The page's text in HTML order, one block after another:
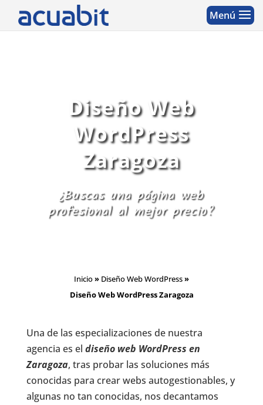
Diseño Web
WordPress
Zaragoza
¿Buscas una página web
profesional al mejor precio?
Inicio» Diseño Web WordPress»
Diseño Web WordPress Zaragoza
Una de las especializaciones de nuestra
agencia es el diseño web WordPress en
Zaragoza, tras probar las soluciones más
conocidas para crear webs autogestionables, y
algunas no tan conocidas, nos decantamos